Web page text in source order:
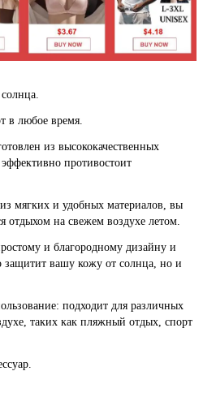
в любое время.
из высококачественных
противостоит
мягких и удобных материалов, вы
отдыхом на свежем воздухе летом.
и благородному дизайну и
вашу кожу от солнца, но и
подходит для различных
таких как пляжный отдых, спорт